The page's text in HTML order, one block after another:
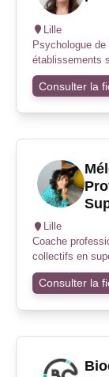
Lille
Psychologue de
établissements
Consulter la
Lille
Coache
collectifs en
Consulter la